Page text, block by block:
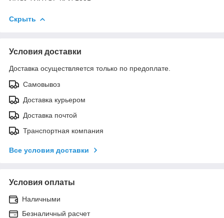
Скрыть
Условия доставки
Доставка осуществляется только по предоплате.
Самовывоз
Доставка курьером
Доставка почтой
Транспортная компания
Все условия доставки
Условия оплаты
Наличными
Безналичный расчет